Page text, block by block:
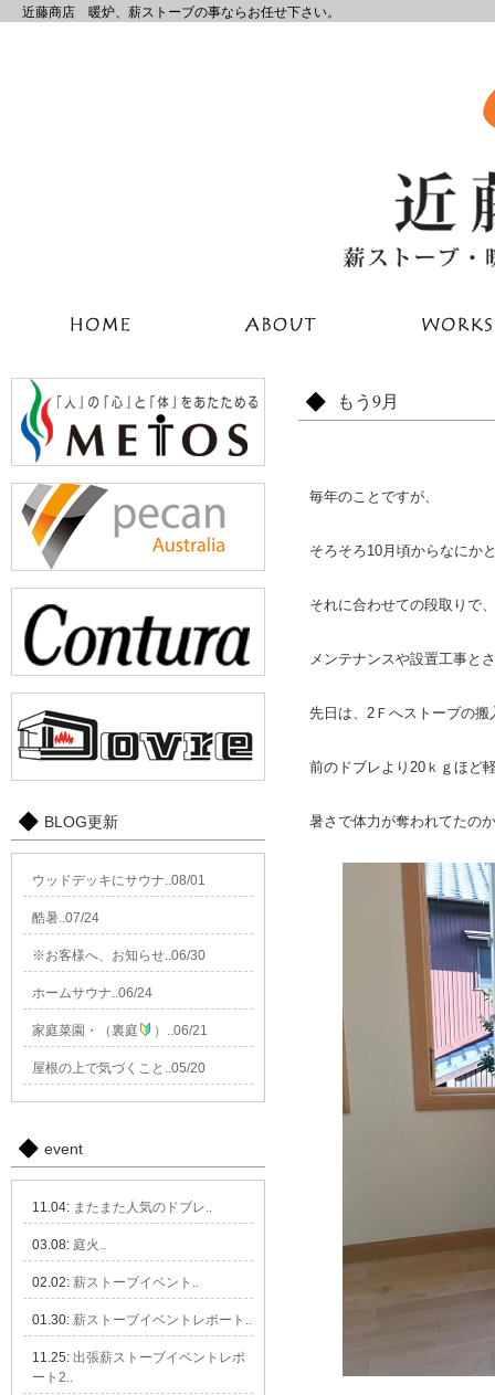
近藤商店 暖炉、薪ストーブの事ならお任せ下さい。
もう9月
毎年のことですが、
そろそろ10月頃からなにか
それに合わせての段取りで
メンテナンスや設置工事と
先日は、2Ｆへストーブの搬
前のドブレより20ｋｇほど
暑さで体力が奪われてたの
BLOG更新
ウッドデッキにサウナ..08/01
酷暑..07/24
※お客様へ、お知らせ..06/30
ホームサウナ..06/24
家庭菜園・（裏庭 ）..06/21
屋根の上で気づくこと..05/20
event
11.04: またまた人気のドブレ..
03.08: 庭火..
02.02: 薪ストーブイベント..
01.30: 薪ストーブイベントレポート..
11.25: 出張薪ストーブイベントレポ
ート2..